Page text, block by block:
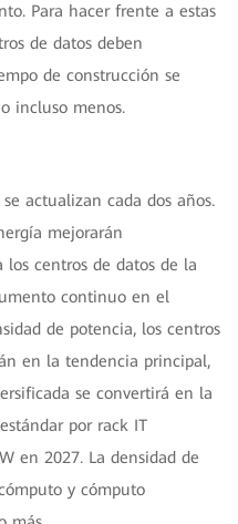
Para hacer frente a estas
de datos deben
de construcción se
incluso menos.
actualizan cada dos años.
mejorarán
centros de datos de la
continuo en el
de potencia, los centros
en la tendencia principal,
se convertirá en la
por rack IT
en 2027. La densidad de
y cómputo